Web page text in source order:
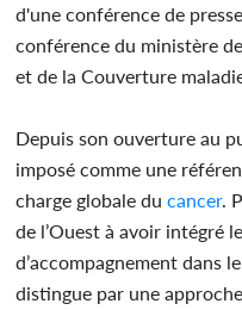
d'une conférence de
conférence du ministère
et de la Couverture
Depuis son ouverture au
imposé comme une
charge globale du cancer.
de l’Ouest à avoir intégré
d’accompagnement dans
distingue par une